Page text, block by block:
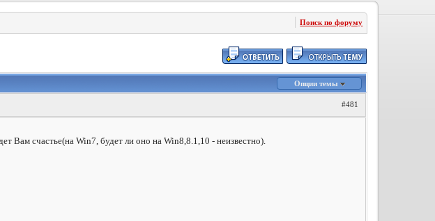
Поиск по форуму
Опции темы
#481
Вам счастье(на Win7, будет ли оно на Win8,8.1,10 - неизвестно).